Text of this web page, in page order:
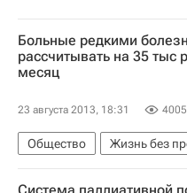
Больные редкими
рассчитывать на 35 тыс
месяц
23 августа 2013, 18:31 4005
Общество Жизнь без
Весь мир
Здоровье